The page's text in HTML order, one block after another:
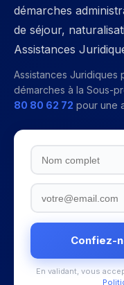
démarches
de séjour,
Assistances
Assistances Juridiques
démarches à la Sous-
80 80 62 72 pour une
Confiez-
En validant, vous